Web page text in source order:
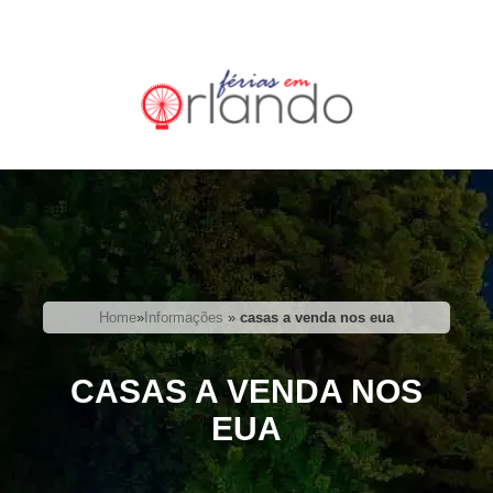
Home» Informações » casas a venda nos eua
CASAS A VENDA NOS
EUA